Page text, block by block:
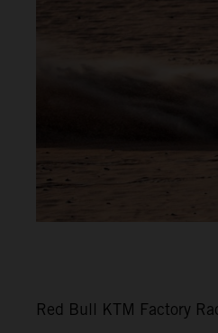
Red Bull KTM Factory